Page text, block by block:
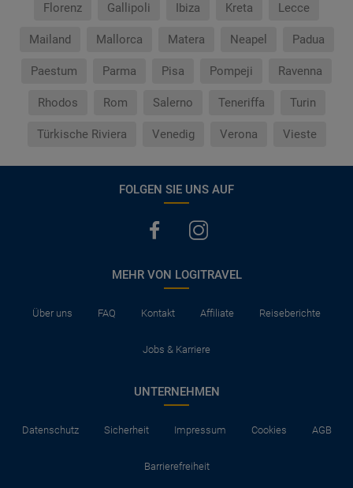
Florenz Gallipoli Ibiza Kreta Lecce
Mailand Mallorca Matera Neapel Padua
Paestum Parma Pisa Pompeji Ravenna
Rhodos Rom Salerno Teneriffa Turin
Türkische Riviera Venedig Verona Vieste
FOLGEN SIE UNS AUF
MEHR VON LOGITRAVEL
Über uns FAQ Kontakt Affiliate Reiseberichte
Jobs & Karriere
UNTERNEHMEN
Datenschutz Sicherheit Impressum Cookies AGB
Barrierefreiheit